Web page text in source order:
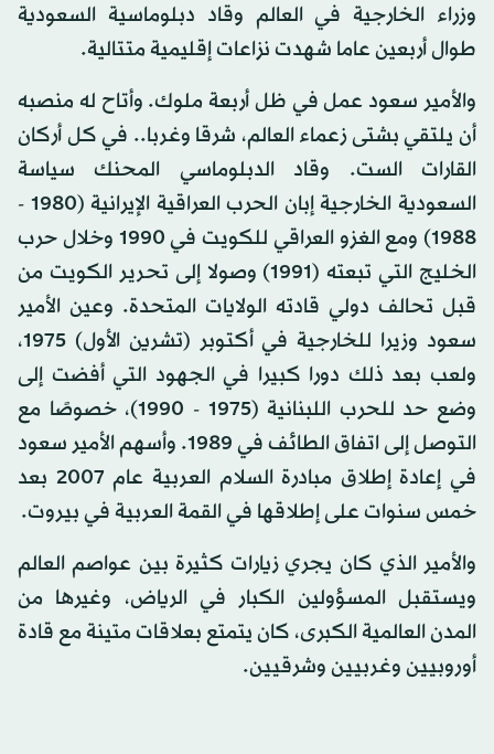
وزراء الخارجية في العالم وقاد دبلوماسية السعودية
طوال أربعين عاما شهدت نزاعات إقليمية متتالية.
والأمير سعود عمل في ظل أربعة ملوك. وأتاح له منصبه
أن يلتقي بشتى زعماء العالم، شرقا وغربا.. في كل أركان
القارات الست. وقاد الدبلوماسي المحنك سياسة
السعودية الخارجية إبان الحرب العراقية الإيرانية (1980 -
1988) ومع الغزو العراقي للكويت في 1990 وخلال حرب
الخليج التي تبعته (1991) وصولا إلى تحرير الكويت من
قبل تحالف دولي قادته الولايات المتحدة. وعين الأمير
سعود وزيرا للخارجية في أكتوبر (تشرين الأول) 1975،
ولعب بعد ذلك دورا كبيرا في الجهود التي أفضت إلى
وضع حد للحرب اللبنانية (1975 - 1990)، خصوصًا مع
التوصل إلى اتفاق الطائف في 1989. وأسهم الأمير سعود
في إعادة إطلاق مبادرة السلام العربية عام 2007 بعد
خمس سنوات على إطلاقها في القمة العربية في بيروت.
والأمير الذي كان يجري زيارات كثيرة بين عواصم العالم
ويستقبل المسؤولين الكبار في الرياض، وغيرها من
المدن العالمية الكبرى، كان يتمتع بعلاقات متينة مع قادة
أوروبيين وغربيين وشرقيين.